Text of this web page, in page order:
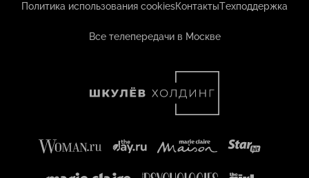
Политика использования cookiesКонтактыТехподдержка
Все телепередачи в Москве